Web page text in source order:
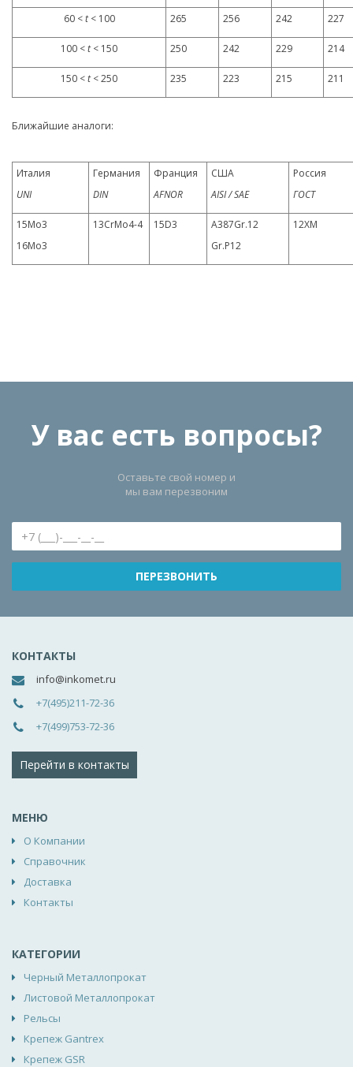
60 <t< 100 265 256 242 227
100 <t< 150 250 242 229 214
150 <t< 250 235 223 215 211
Ближайшие аналоги:
Италия
UNI
Германия
DIN
Франция
AFNOR
США
AISI / SAE
Россия
ГОСТ
15Mo3
16Mo3
13CrMo4-4 15D3
A387Gr.12
Gr.P12
12ХМ
У вас есть вопросы?
Оставьте свой номер и
мы вам перезвоним
КОНТАКТЫ
info@inkomet.ru
+7(495)211-72-36
+7(499)753-72-36
Перейти в контакты
МЕНЮ
О Компании
Справочник
Доставка
Контакты
КАТЕГОРИИ
Черный Металлопрокат
Листовой Металлопрокат
Рельсы
Крепеж Gantrex
Крепеж GSR